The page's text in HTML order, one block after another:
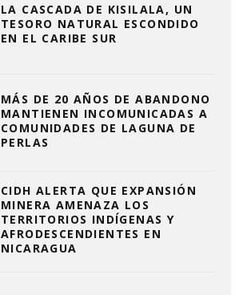
LA CASCADA DE KISILALA, UN
TESORO NATURAL ESCONDIDO
EN EL CARIBE SUR
MÁS DE 20 AÑOS DE ABANDONO
MANTIENEN INCOMUNICADAS A
COMUNIDADES DE LAGUNA DE
PERLAS
CIDH ALERTA QUE EXPANSIÓN
MINERA AMENAZA LOS
TERRITORIOS INDÍGENAS Y
AFRODESCENDIENTES EN
NICARAGUA